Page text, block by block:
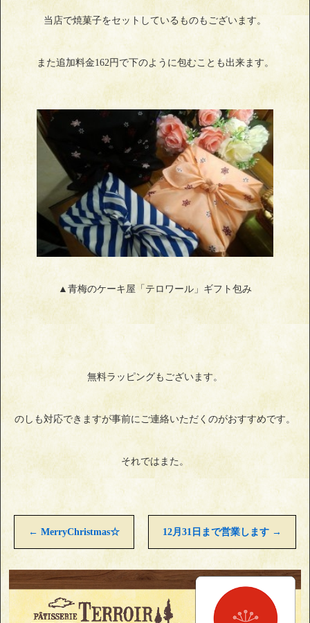
当店で焼菓子をセットしているものもございます。
また追加料金162円で下のように包むことも出来ます。
▲青梅のケーキ屋「テロワール」ギフト包み
無料ラッピングもございます。
のしも対応できますが事前にご連絡いただくのがおすすめです。
それではまた。
← MerryChristmas☆ 12月31日まで営業します →